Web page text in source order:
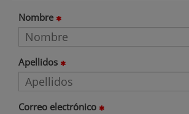
Nombre
Apellidos
Correo electrónico